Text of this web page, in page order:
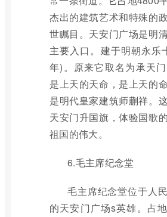
杰出的建筑艺术和特殊的
世瞩目。天安门广场是明
主要入口。建于明朝永乐
年)。原来它取名为承天
是上天的天命，是上天的
是明代皇家建筑师蒯祥。
天安门升国旗，体验国歌
祖国的伟大。
6.毛主席纪念堂
毛主席纪念堂位于人
的天安门广场s英雄。占